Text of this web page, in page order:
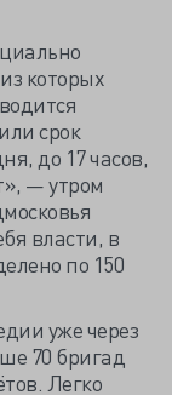
которых
срок
до 17 часов,
— утром
власти, в
по 150
уже через
70 бригад
Легко